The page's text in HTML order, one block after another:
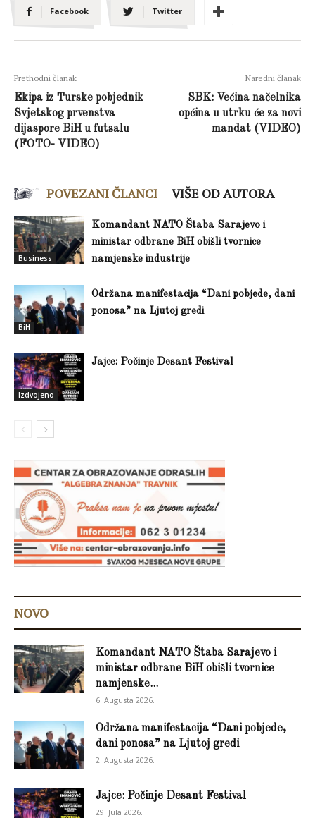
Facebook Twitter
Prethodni članak
Ekipa iz Turske pobjednik
Svjetskog prvenstva
dijaspore BiH u futsalu
(FOTO- VIDEO)
Naredni članak
SBK: Većina načelnika
općina u utrku će za novi
mandat (VIDEO)
POVEZANI ČLANCI VIŠE OD AUTORA
Business
Komandant NATO Štaba Sarajevo i
ministar odbrane BiH obišli tvornice
namjenske industrije
BiH
Održana manifestacija “Dani pobjede, dani
ponosa” na Ljutoj gredi
Izdvojeno
Jajce: Počinje Desant Festival
NOVO
Komandant NATO Štaba Sarajevo i
ministar odbrane BiH obišli tvornice
namjenske...
6. Augusta 2026.
Održana manifestacija “Dani pobjede,
dani ponosa” na Ljutoj gredi
2. Augusta 2026.
Jajce: Počinje Desant Festival
29. Jula 2026.